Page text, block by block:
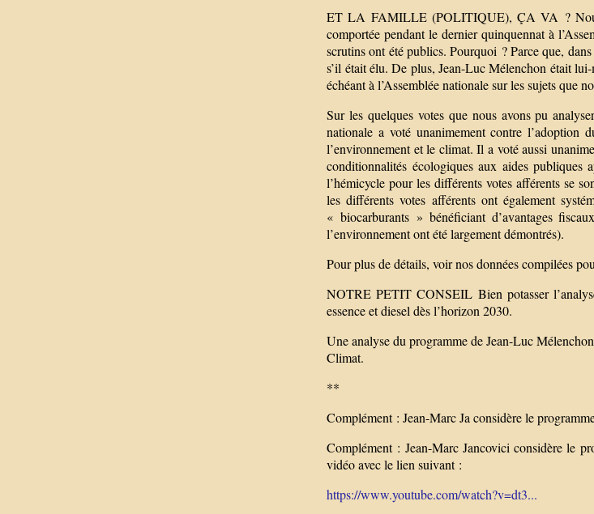
ET LA FAMILLE (POLITIQUE), ÇA VA ? Nous
comportée pendant le dernier quinquennat à
scrutins ont été publics. Pourquoi ? Parce que,
s’il était élu. De plus, Jean-Luc Mélenchon était
échéant à l’Assemblée nationale sur les sujets que
Sur les quelques votes que nous avons pu
nationale a voté unanimement contre l’adoption
l’environnement et le climat. Il a voté aussi
conditionnalités écologiques aux aides publiques
l’hémicycle pour les différents votes afférents se
les différents votes afférents ont également
« biocarburants » bénéficiant d’avantages
l’environnement ont été largement démontrés).
Pour plus de détails, voir nos données compilées
NOTRE PETIT CONSEIL Bien potasser
essence et diesel dès l’horizon 2030.
Une analyse du programme de Jean-Luc
Climat.
**
Complément : Jean-Marc Ja considère le
Complément : Jean-Marc Jancovici considère le
vidéo avec le lien suivant :
https://www.youtube.com/watch?v=dt3...